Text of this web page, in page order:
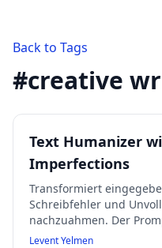
Back to Tags
#creative
Text Humanizer
Imperfections
Transformiert
Schreibfehler und
nachzuahmen. Der
Tippfehler und
Levent Yelmen